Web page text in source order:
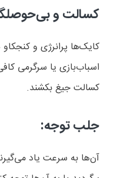
کسالت و
کایک‌ها پرانرژی و کنجکاو
اسباب‌بازی یا سرگرمی
کسالت جیغ بکشند.
جلب توجه:
آن‌ها به سرعت یاد